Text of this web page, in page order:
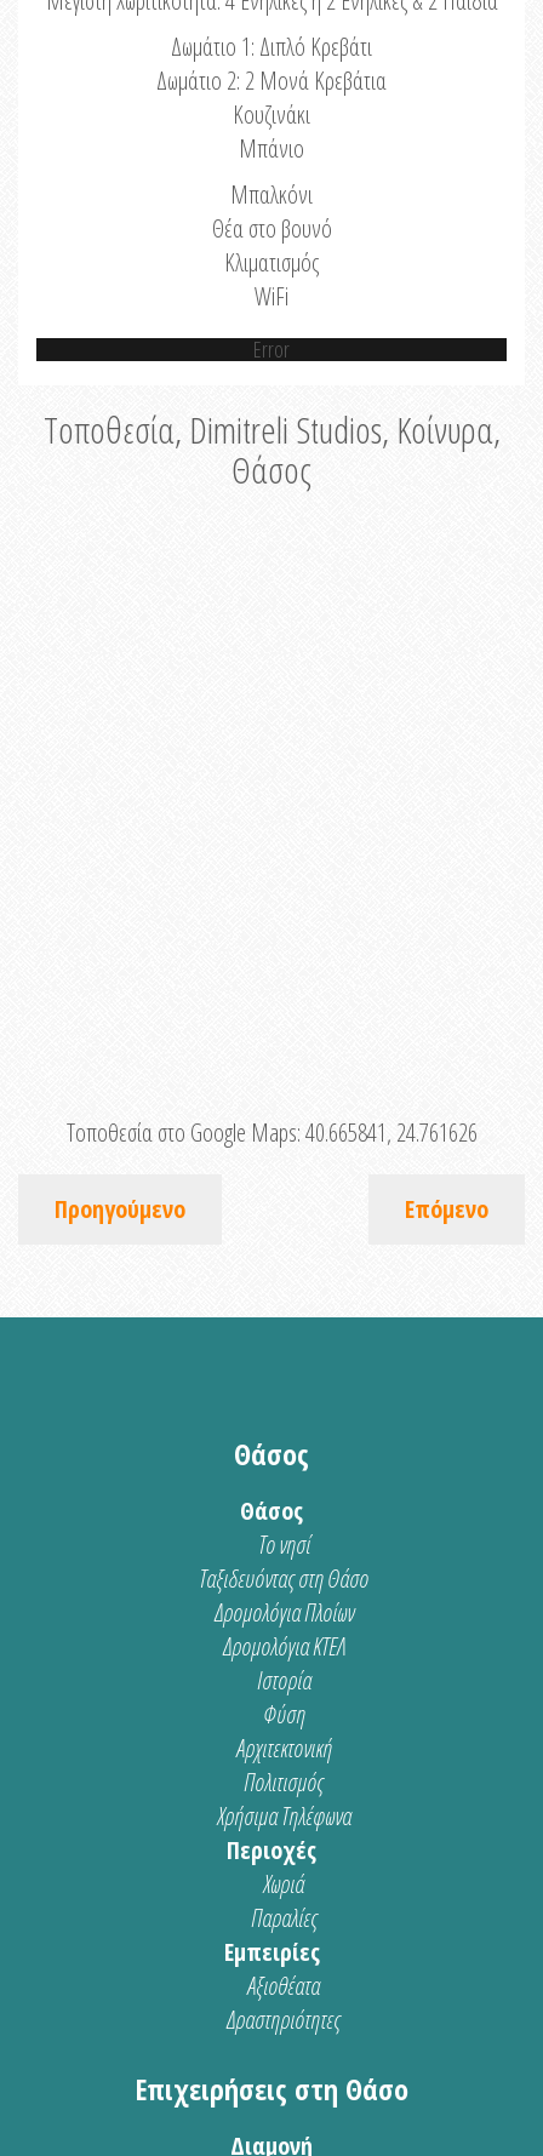
Δωμάτιο 1: Διπλό Κρεβάτι
Δωμάτιο 2: 2 Μονά Κρεβάτια
Κουζινάκι
Μπάνιο
Μπαλκόνι
Θέα στο βουνό
Κλιματισμός
WiFi
Error
Τοποθεσία, Dimitreli Studios, Κοίνυρα,
Θάσος
Τοποθεσία στο Google Maps:40.665841, 24.761626
Προηγούμενο Επόμενο
Θάσος
Θάσος
Το νησί
Ταξιδευόντας στη Θάσο
Δρομολόγια Πλοίων
Δρομολόγια ΚΤΕΛ
Ιστορία
Φύση
Αρχιτεκτονική
Πολιτισμός
Χρήσιμα Τηλέφωνα
Περιοχές
Χωριά
Παραλίες
Εμπειρίες
Αξιοθέατα
Δραστηριότητες
Επιχειρήσεις στη Θάσο
Διαμονή